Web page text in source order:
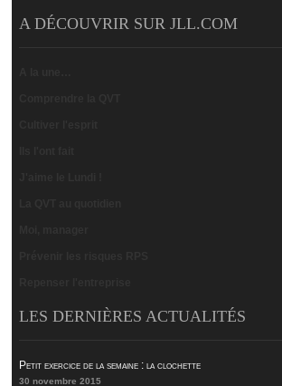
A DÉCOUVRIR SUR JLL.COM
LES DERNIÈRES ACTUALITÉS
Petit exercice de la semaine : la clochette
30 novembre 2015